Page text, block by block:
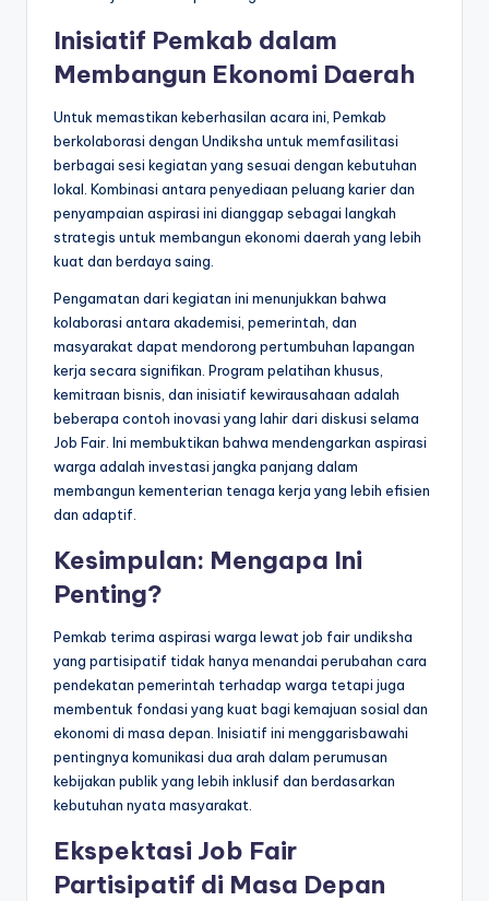
Inisiatif Pemkab dalam
Membangun Ekonomi Daerah
Untuk memastikan keberhasilan acara ini, Pemkab
berkolaborasi dengan Undiksha untuk memfasilitasi
berbagai sesi kegiatan yang sesuai dengan kebutuhan
lokal. Kombinasi antara penyediaan peluang karier dan
penyampaian aspirasi ini dianggap sebagai langkah
strategis untuk membangun ekonomi daerah yang lebih
kuat dan berdaya saing.
Pengamatan dari kegiatan ini menunjukkan bahwa
kolaborasi antara akademisi, pemerintah, dan
masyarakat dapat mendorong pertumbuhan lapangan
kerja secara signifikan. Program pelatihan khusus,
kemitraan bisnis, dan inisiatif kewirausahaan adalah
beberapa contoh inovasi yang lahir dari diskusi selama
Job Fair. Ini membuktikan bahwa mendengarkan aspirasi
warga adalah investasi jangka panjang dalam
membangun kementerian tenaga kerja yang lebih efisien
dan adaptif.
Kesimpulan: Mengapa Ini
Penting?
Pemkab terima aspirasi warga lewat job fair undiksha
yang partisipatif tidak hanya menandai perubahan cara
pendekatan pemerintah terhadap warga tetapi juga
membentuk fondasi yang kuat bagi kemajuan sosial dan
ekonomi di masa depan. Inisiatif ini menggarisbawahi
pentingnya komunikasi dua arah dalam perumusan
kebijakan publik yang lebih inklusif dan berdasarkan
kebutuhan nyata masyarakat.
Ekspektasi Job Fair
Partisipatif di Masa Depan